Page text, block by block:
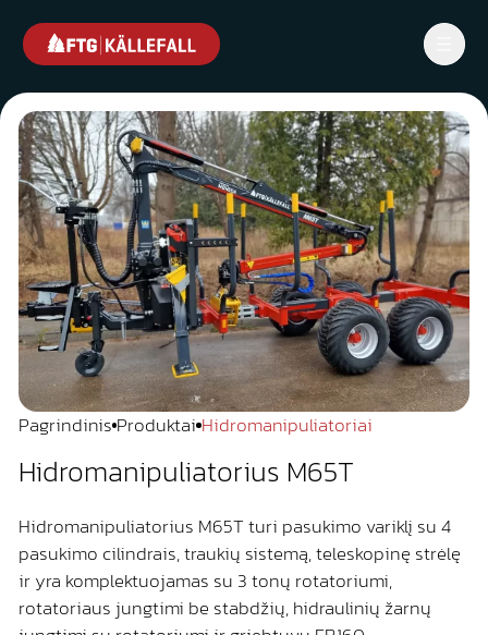
Pagrindinis ProduktaiHidromanipuliatoriai
Hidromanipuliatorius M65T
Hidromanipuliatorius M65T turi pasukimo variklį su 4
pasukimo cilindrais, traukių sistemą, teleskopinę strėlę
ir yra komplektuojamas su 3 tonų rotatoriumi,
rotatoriaus jungtimi be stabdžių, hidraulinių žarnų